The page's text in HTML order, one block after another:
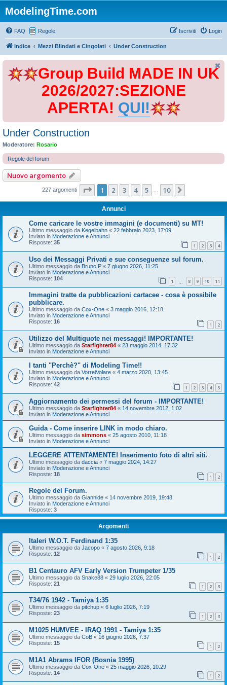
ModelingTime.com
FAQ Regole Login
Iscriviti
Indice Mezzi Blindati e Cingolati Under Construction
Group Build MADE IN UK
2026/2027:SEZIONE
APERTA! QUI!
Under Construction
Moderatore: Rosario
Regole del forum
Nuovo argomento
227 argomenti Pagina di 10
1 2 3 4 5 10
Annunci
Come caricare le vostre immagini (e documenti) su MT!
Ultimo messaggio da Kegelbahn « 22 febbraio 2023, 17:09
Inviato in Moderazione e Annunci
Risposte: 35 1 2 3 4
Uso dei Messaggi Privati e sue conseguenze sul forum.
Ultimo messaggio da Bruno P « 7 giugno 2026, 11:25
Inviato in Moderazione e Annunci
Risposte: 104 1 8 9 10 11
Immagini tratte da pubblicazioni cartacee - cosa è possibile
pubblicare.
Ultimo messaggio da Cox-One « 3 maggio 2016, 12:18
Inviato in Moderazione e Annunci
Risposte: 16 1 2
Utilizzo del Multiquote nei messaggi! IMPORTANTE!
Ultimo messaggio da Starfighter84 « 23 maggio 2014, 17:32
Inviato in Moderazione e Annunci
I tanti "Perchè?" di Modeling Time!!
Ultimo messaggio da VorreiVolare « 4 marzo 2020, 13:45
Inviato in Moderazione e Annunci
Risposte: 42 1 2 3 4 5
Aggiornamento dei permessi del forum - IMPORTANTE!
Ultimo messaggio da Starfighter84 « 14 novembre 2012, 1:02
Inviato in Moderazione e Annunci
Guida - Come inserire LINK in modo chiaro.
Ultimo messaggio da simmons « 25 agosto 2010, 11:18
Inviato in Moderazione e Annunci
LEGGERE ATTENTAMENTE! Inserimento foto di altri siti.
Ultimo messaggio da daccia « 7 maggio 2024, 14:27
Inviato in Moderazione e Annunci
Risposte: 18 1 2
Regole del Forum.
Ultimo messaggio da Giannide « 14 novembre 2019, 19:48
Inviato in Moderazione e Annunci
Risposte: 3
Argomenti
Italeri W.O.T. Ferdinand 1:35
Ultimo messaggio da Jacopo « 7 agosto 2026, 9:18
Risposte: 12 1 2
B1 Centauro AFV Early Version Trumpeter 1/35
Ultimo messaggio da Snake88 « 29 luglio 2026, 22:05
Risposte: 21 1 2 3
T34/76 1942 - Tamiya 1:35
Ultimo messaggio da pitchup « 6 luglio 2026, 7:19
Risposte: 23 1 2 3
M1025 HUMVEE - IRAQ 1991 - Tamiya 1:35
Ultimo messaggio da CoB « 16 giugno 2026, 7:37
Risposte: 15 1 2
M1A1 Abrams IFOR (Bosnia 1995)
Ultimo messaggio da Cox-One « 25 maggio 2026, 10:29
Risposte: 14 1 2